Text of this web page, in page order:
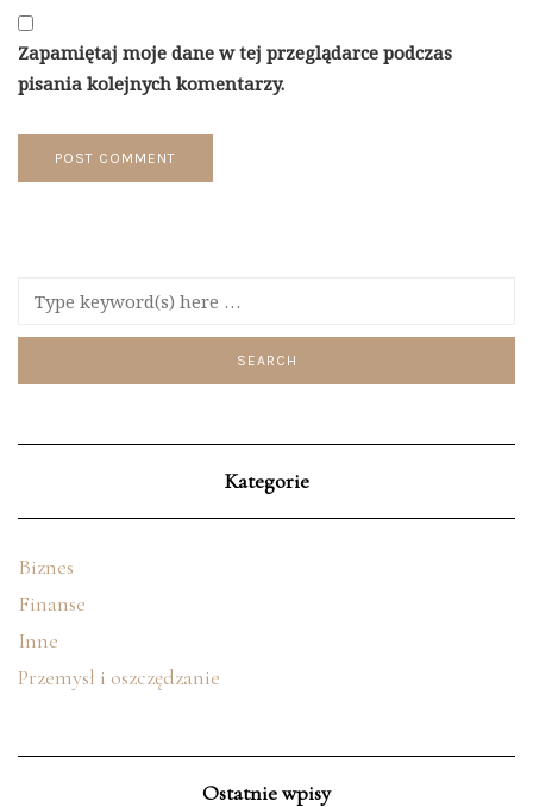
Zapamiętaj moje dane w tej przeglądarce podczas
pisania kolejnych komentarzy.
Kategorie
Biznes
Finanse
Inne
Przemysł i oszczędzanie
Ostatnie wpisy